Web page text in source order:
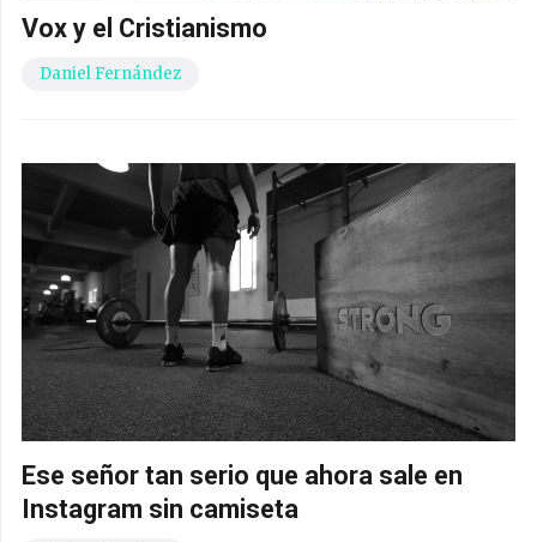
Vox y el Cristianismo
Daniel Fernández
Ese señor tan serio que ahora sale en
Instagram sin camiseta